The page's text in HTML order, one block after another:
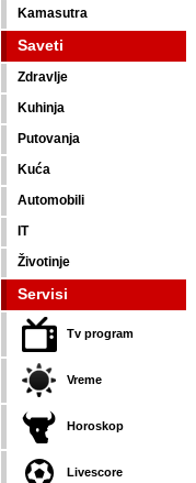
Kamasutra
Saveti
Zdravlje
Kuhinja
Putovanja
Kuća
Automobili
IT
Životinje
Servisi
Tv program
Vreme
Horoskop
Livescore